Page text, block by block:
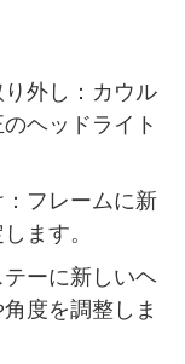
外し：カウル
ヘッドライト
フレームに新
ます。
ーに新しいヘ
度を調整しま